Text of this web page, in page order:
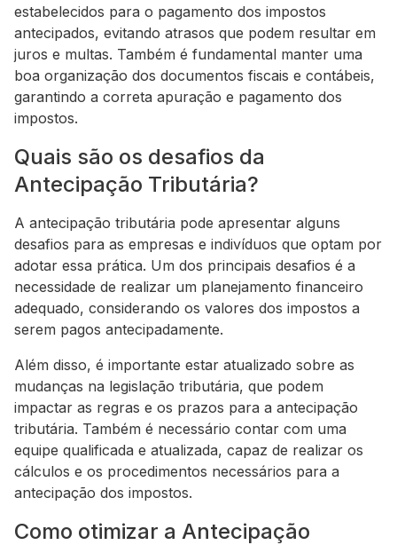
estabelecidos para o pagamento dos impostos
antecipados, evitando atrasos que podem resultar em
juros e multas. Também é fundamental manter uma
boa organização dos documentos fiscais e contábeis,
garantindo a correta apuração e pagamento dos
impostos.
Quais são os desafios da
Antecipação Tributária?
A antecipação tributária pode apresentar alguns
desafios para as empresas e indivíduos que optam por
adotar essa prática. Um dos principais desafios é a
necessidade de realizar um planejamento financeiro
adequado, considerando os valores dos impostos a
serem pagos antecipadamente.
Além disso, é importante estar atualizado sobre as
mudanças na legislação tributária, que podem
impactar as regras e os prazos para a antecipação
tributária. Também é necessário contar com uma
equipe qualificada e atualizada, capaz de realizar os
cálculos e os procedimentos necessários para a
antecipação dos impostos.
Como otimizar a Antecipação